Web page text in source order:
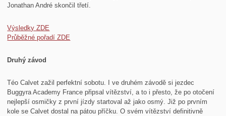
Jonathan André skončil třetí.
Výsledky ZDE
Průběžné pořadí ZDE
Druhý závod
Téo Calvet zažil perfektní sobotu. I ve druhém závodě si jezdec
Buggyra Academy France připsal vítězství, a to i přesto, že po otočení
nejlepší osmičky z první jízdy startoval až jako osmý. Již po prvním
kole se Calvet dostal na pátou příčku. O svém vítězství definitivně